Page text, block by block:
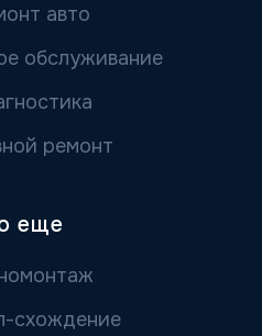
авто
обслуживание
ремонт
еще
схождение